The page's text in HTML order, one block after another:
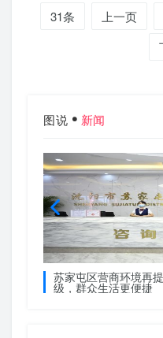
31条 上一页
图说 新闻
苏家屯区营商环境再
级，群众生活更便捷